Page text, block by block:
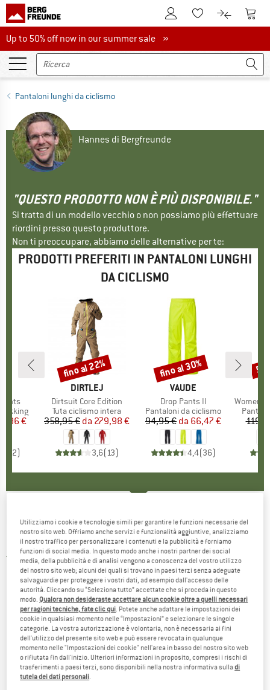
Al conto clienteAlla lista
Al Al
Up to 50% off now in our summer sale
Up to 50% off now in our summer sale »
Pantaloni lunghi da ciclismo
Hannes di Bergfreunde
"QUESTO PRODOTTO NON È PIÙ DISPONIBILE."
Si tratta di un modello vecchio o non possiamo più effettuare
riordini presso questo produttore.
Non ti preoccupare, abbiamo delle alternative per te:
PRODOTTI PREFERITI IN PANTALONI LUNGHI
DA CICLISMO
ridotto
€
2)
MARCHIO
DIRTLEJ
Articolo
Dirtsuit Core Edition
Gruppo di prodotti
Tuta ciclismo intera
Prezzo
358,95 € Prezzo ridotto
da 279,98 €
3,6(13)
Sconto
fino al 22%
MARCHIO
VAUDE
Articolo
Drop Pants II
Gruppo di prodotti
Pantaloni da ciclismo
Prezzo
94,95 € Prezzo ridotto
da 66,47 €
4,4(36)
Sconto
fino al 30%
Articolo
Women's
LÖFFLER -Women's Bike Tights Windstopper
Elastic - Pantaloni da ciclismo
5,0(1)
Utilizziamo i cookie e tecnologie simili per garantire le funzioni necessarie del
nostro sito web. Offriamo anche servizi e funzionalità aggiuntive, analizziamo
il nostro traffico per personalizzare i contenuti e la pubblicità e forniamo
funzioni di social media. In questo modo anche i nostri partner dei social
media, della pubblicità e di analisi vengono a conoscenza del vostro utilizzo
del nostro sito web; alcuni dei quali si trovano in paesi terzi senza adeguate
salvaguardie per proteggere i vostri dati, ad esempio dall'accesso delle
autorità. Cliccando su “Seleziona tutto” accettate che si proceda in questo
modo. Qualora non desideraste accettare alcun cookie oltre a quelli necessari
per ragioni tecniche, fate clic qui. Potete anche adattare le impostazioni dei
cookie in qualsiasi momento nelle “Impostazioni” e selezionare le singole
categorie. La vostra autorizzazione è volontaria, non è necessaria ai fini
dell'utilizzo del presente sito web e può essere revocata in qualunque
momento nelle "Impostazioni dei cookie" nell'area in basso del nostro sito web
o rifiutata fin dall'inizio. Ulteriori informazioni in proposito, compresi i rischi di
trasferimenti a paesi terzi, sono disponibili nella nostra informativa sulladi
tutela dei dati personali.